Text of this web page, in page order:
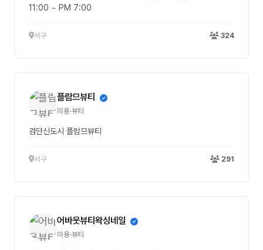
11:00 ~ PM 7:00
서구 324
플람므뷰티
미용·뷰티
검단신도시 플람므뷰티
서구 291
어바웃뷰티왁싱네일
미용·뷰티